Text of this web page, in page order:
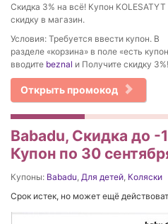
Скидка 3% на всё! Купон KOLESATYT
скидку в магазин.
Условия: Требуется ввести купон. В
разделе «корзина» в поле «есть
вводите beznal и Получите скидку 3%!
Открыть промокод
Babadu, Скидка до -
Купон по 30
Купоны: Babadu Для детей Коляски
Срок истек, но может ещё